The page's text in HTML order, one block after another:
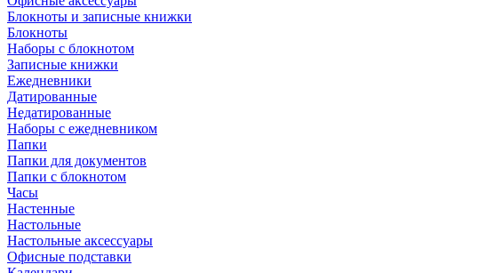
Блокноты и записные книжки
Блокноты
Наборы с блокнотом
Записные книжки
Ежедневники
Датированные
Недатированные
Наборы с ежедневником
Папки
Папки для документов
Папки с блокнотом
Часы
Настенные
Настольные
Настольные аксессуары
Офисные подставки